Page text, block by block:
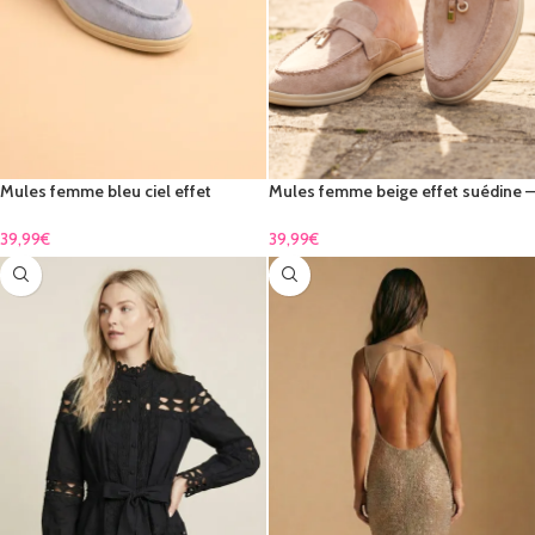
Mules femme bleu ciel effet
lumineuse
39,99€
Mules femme beige effet suédine –
39,99€